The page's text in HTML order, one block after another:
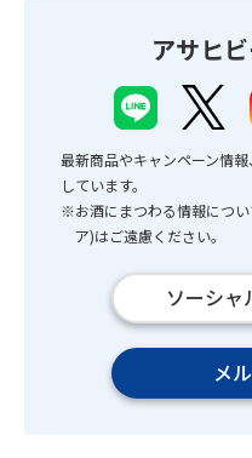
アサヒ
最新商品やキャンペーン情
しています。
※お酒にまつわる情報につ
ア)はご遠慮ください。
ソーシャ
メ